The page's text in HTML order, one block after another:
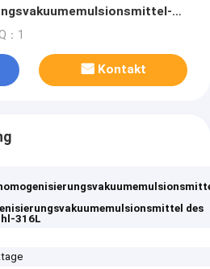
die Maschine herstellt
：1
Kontakt
des
316L